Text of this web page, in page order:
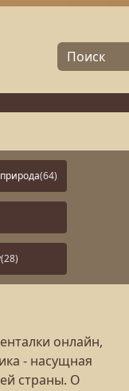
(64)
(28)
онлайн,
- насущная
страны. О